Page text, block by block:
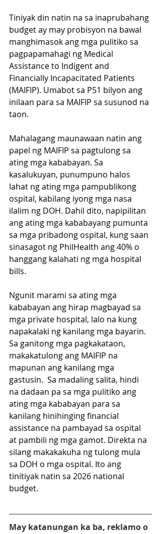
Tiniyak din natin na sa inaprubahang
budget ay may probisyon na bawal
manghimasok ang mga pulitiko sa
pagpapamahagi ng Medical
Assistance to Indigent and
Financially Incapacitated Patients
(MAIFIP). Umabot sa P51 bilyon ang
inilaan para sa MAIFIP sa susunod na
taon.
Mahalagang maunawaan natin ang
papel ng MAIFIP sa pagtulong sa
ating mga kababayan. Sa
kasalukuyan, punumpuno halos
lahat ng ating mga pampublikong
ospital, kabilang iyong mga nasa
ilalim ng DOH. Dahil dito, napipilitan
ang ating mga kababayang pumunta
sa mga pribadong ospital, kung saan
sinasagot ng PhilHealth ang 40% o
hanggang kalahati ng mga hospital
bills.
Ngunit marami sa ating mga
kababayan ang hirap magbayad sa
mga private hospital, lalo na kung
napakalaki ng kanilang mga bayarin.
Sa ganitong mga pagkakataon,
makakatulong ang MAIFIP na
mapunan ang kanilang mga
gastusin.  Sa madaling salita, hindi
na dadaan pa sa mga pulitiko ang
ating mga kababayan para sa
kanilang hinihinging financial
assistance na pambayad sa ospital
at pambili ng mga gamot. Direkta na
silang makakakuha ng tulong mula
sa DOH o mga ospital. Ito ang
tinitiyak natin sa 2026 national
budget.
May katanungan ka ba, reklamo o